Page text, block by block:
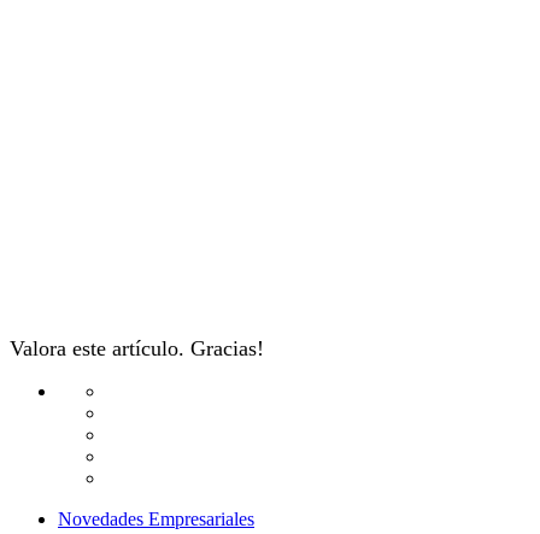
Valora este artículo. Gracias!
Novedades Empresariales